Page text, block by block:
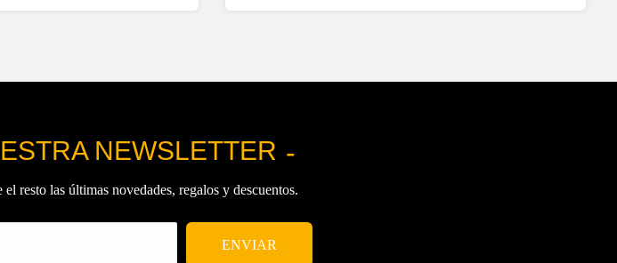
NEWSLETTER
resto las últimas novedades, regalos y descuentos.